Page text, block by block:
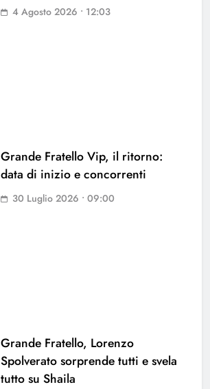
4 Agosto 2026 • 12:03
Grande Fratello Vip, il ritorno:
data di inizio e concorrenti
30 Luglio 2026 • 09:00
Grande Fratello, Lorenzo
Spolverato sorprende tutti e svela
tutto su Shaila